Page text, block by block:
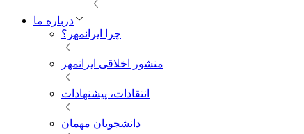
درباره ما
چرا ایرانمهر؟
منشور اخلاقی ایرانمهر
انتقادات، پیشنهادات
دانشجویان مهمان